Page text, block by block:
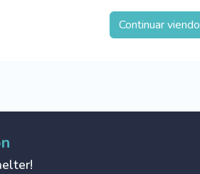
Continuar viendo